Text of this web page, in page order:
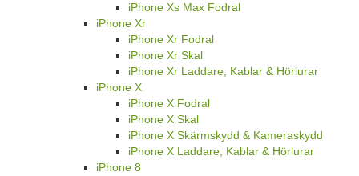
iPhone Xs Max Fodral
iPhone Xr
iPhone Xr Fodral
iPhone Xr Skal
iPhone Xr Laddare, Kablar & Hörlurar
iPhone X
iPhone X Fodral
iPhone X Skal
iPhone X Skärmskydd & Kameraskydd
iPhone X Laddare, Kablar & Hörlurar
iPhone 8